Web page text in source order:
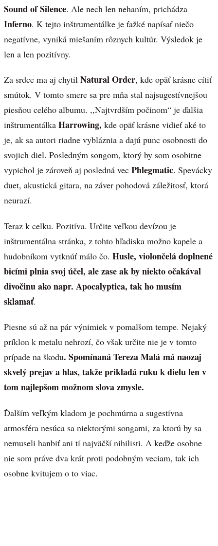
Sound of Silence. Ale nech len nehaním, prichádza
Inferno. K tejto inštrumentálke je ťažké napísať niečo
negatívne, vyniká miešaním rôznych kultúr. Výsledok je
len a len pozitívny.
Za srdce ma aj chytil Natural Order, kde opäť krásne cítiť
smútok. V tomto smere sa pre mňa stal najsugestívnejšou
piesňou celého albumu. ,,Najtvrdším počinom“ je ďalšia
inštrumentálka Harrowing, kde opäť krásne vidieť aké to
je, ak sa autori riadne vybláznia a dajú punc osobnosti do
svojich diel. Posledným songom, ktorý by som osobitne
vypichol je zároveň aj posledná vec Phlegmatic. Spevácky
duet, akustická gitara, na záver pohodová záležitosť, ktorá
neurazí.
Teraz k celku. Pozitíva. Určite veľkou devízou je
inštrumentálna stránka, z tohto hľadiska možno kapele a
hudobníkom vytknúť málo čo. Husle, violončelá doplnené
bicími plnia svoj účel, ale zase ak by niekto očakával
divočinu ako napr. Apocalyptica, tak ho musím
sklamať.
Piesne sú až na pár výnimiek v pomalšom tempe. Nejaký
príklon k metalu nehrozí, čo však určite nie je v tomto
prípade na škodu. Spomínaná Tereza Malá má naozaj
skvelý prejav a hlas, takže prikladá ruku k dielu len v
tom najlepšom možnom slova zmysle.
Ďalším veľkým kladom je pochmúrna a sugestívna
atmosféra nesúca sa niektorými songami, za ktorú by sa
nemuseli hanbiť ani tí najväčší nihilisti. A keďže osobne
nie som práve dva krát proti podobným veciam, tak ich
osobne kvitujem o to viac.